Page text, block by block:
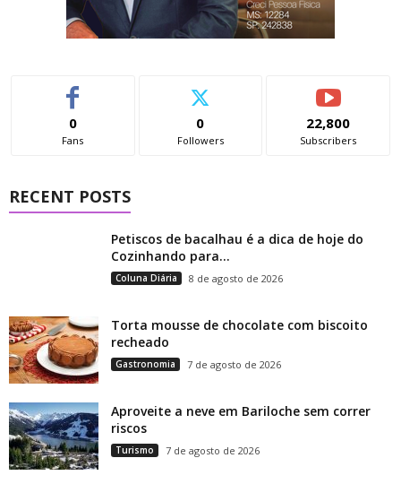
0
Fans
0
Followers
22,800
Subscribers
RECENT POSTS
Petiscos de bacalhau é a dica de hoje do
Cozinhando para...
Coluna Diária 8 de agosto de 2026
Torta mousse de chocolate com biscoito
recheado
Gastronomia 7 de agosto de 2026
Aproveite a neve em Bariloche sem correr
riscos
Turismo 7 de agosto de 2026